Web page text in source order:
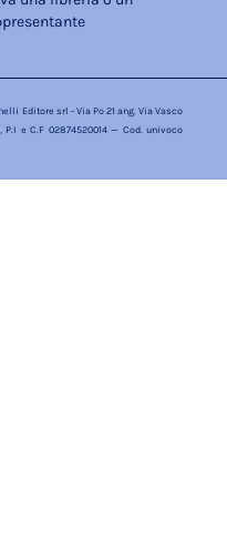
Editore srl - Via Po 21 ang. Via Vasco
e C.F 02874520014 — Cod. univoco